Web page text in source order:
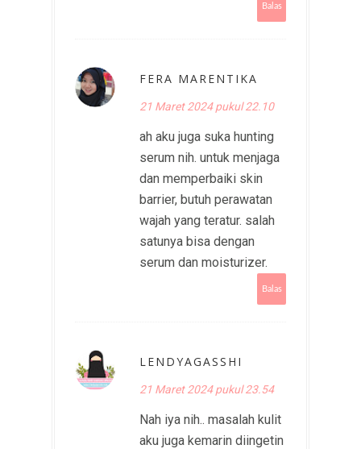
Balas
FERA MARENTIKA
21 Maret 2024 pukul 22.10
ah aku juga suka hunting
serum nih. untuk menjaga
dan memperbaiki skin
barrier, butuh perawatan
wajah yang teratur. salah
satunya bisa dengan
serum dan moisturizer.
Balas
LENDYAGASSHI
21 Maret 2024 pukul 23.54
Nah iya nih.. masalah kulit
aku juga kemarin diingetin